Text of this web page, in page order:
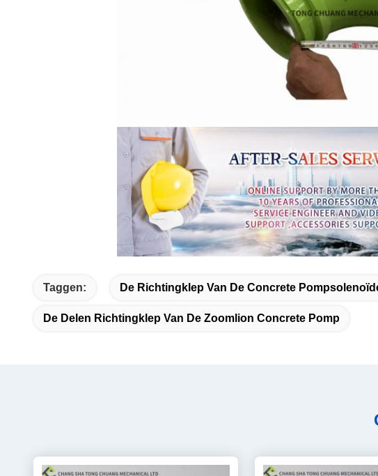
Taggen: De Richtingklep Van De Concrete
De Delen Richtingklep Van De Zoomlion Concrete Pomp